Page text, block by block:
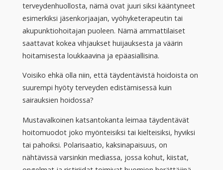
terveydenhuollosta, nämä ovat juuri siksi kääntyneet
esimerkiksi jäsenkorjaajan, vyöhyketerapeutin tai
akupunktiohoitajan puoleen. Nämä ammattilaiset
saattavat kokea vihjaukset huijauksesta ja väärin
hoitamisesta loukkaavina ja epäasiallisina.
Voisiko ehkä olla niin, että täydentävistä hoidoista on
suurempi hyöty terveyden edistämisessä kuin
sairauksien hoidossa?
Mustavalkoinen katsantokanta leimaa täydentävät
hoitomuodot joko myönteisiksi tai kielteisiksi, hyviksi
tai pahoiksi. Polarisaatio, kaksinapaisuus, on
nähtävissä varsinkin mediassa, jossa kohut, kiistat,